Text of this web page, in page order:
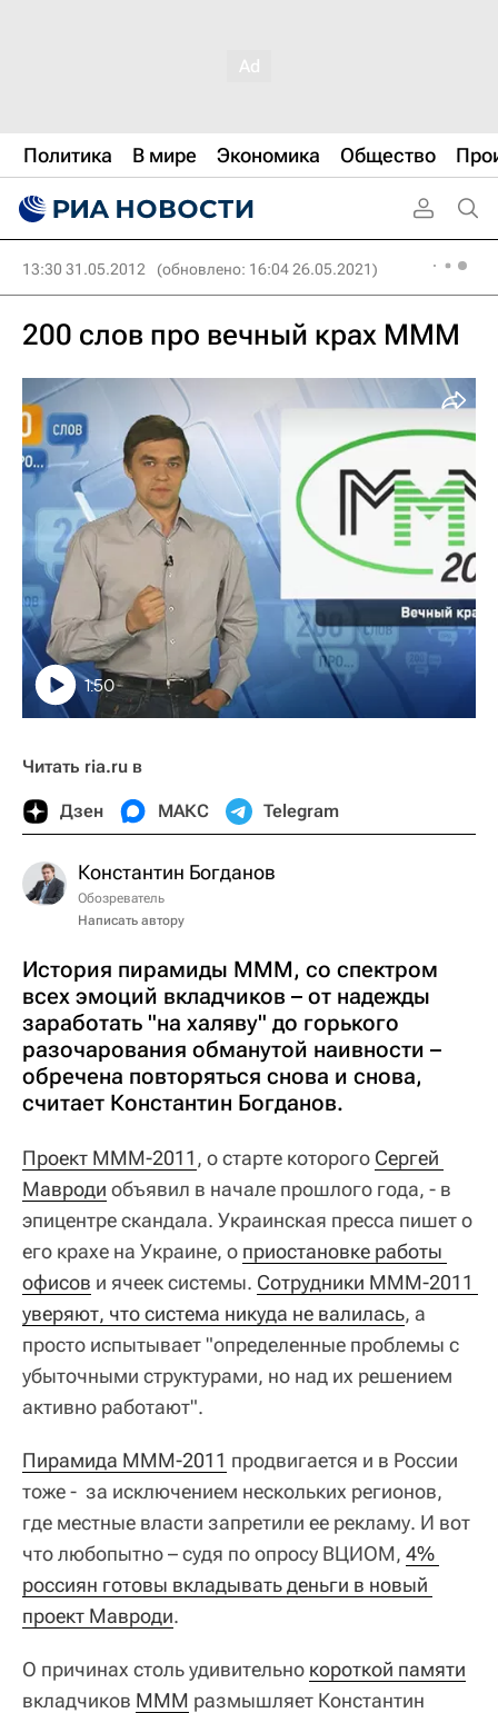
Политика В мире Экономика Общество
13:30 31.05.2012 (обновлено: 16:04 26.05.2021)
200 слов про вечный крах МММ
1:50
Читать ria.ru в
Дзен МАКС Telegram
Константин Богданов
Обозреватель
Написать автору
История пирамиды МММ, со спектром
всех эмоций вкладчиков – от надежды
заработать "на халяву" до горького
разочарования обманутой наивности –
обречена повторяться снова и снова,
считает Константин Богданов.
Проект МММ-2011, о старте которого Сергей
Мавроди объявил в начале прошлого года, - в
эпицентре скандала. Украинская пресса пишет о
его крахе на Украине, о приостановке работы
офисов и ячеек системы. Сотрудники МММ-2011
уверяют, что система никуда не валилась, а
просто испытывает "определенные проблемы с
убыточными структурами, но над их решением
активно работают".
Пирамида МММ-2011 продвигается и в России
тоже - за исключением нескольких регионов,
где местные власти запретили ее рекламу. И вот
что любопытно – судя по опросу ВЦИОМ, 4%
россиян готовы вкладывать деньги в новый
проект Мавроди.
О причинах столь удивительно короткой памяти
вкладчиков МММ размышляет Константин